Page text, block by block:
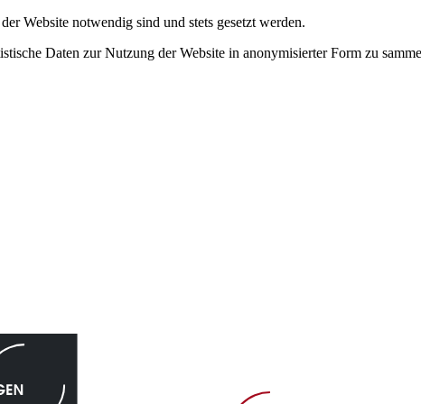
Website notwendig sind und stets gesetzt werden.
Daten zur Nutzung der Website in anonymisierter Form zu